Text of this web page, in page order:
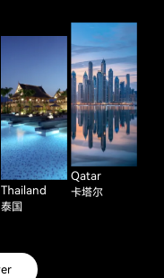
Thailand
泰国
Qatar
卡塔尔